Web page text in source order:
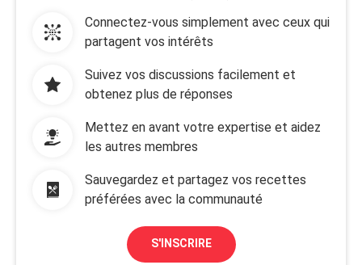
Connectez-vous simplement avec ceux qui
partagent vos intérêts
Suivez vos discussions facilement et
obtenez plus de réponses
Mettez en avant votre expertise et aidez
les autres membres
Sauvegardez et partagez vos recettes
préférées avec la communauté
S'INSCRIRE